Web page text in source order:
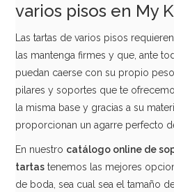
varios pisos en My
Las tartas de varios pisos
las mantenga firmes y que, ante
puedan caerse con su propio
pilares y soportes que te
la misma base y gracias a su
proporcionan un agarre perfecto
En nuestro catálogo online de
tartas tenemos las mejores
de boda, sea cual sea el tamaño